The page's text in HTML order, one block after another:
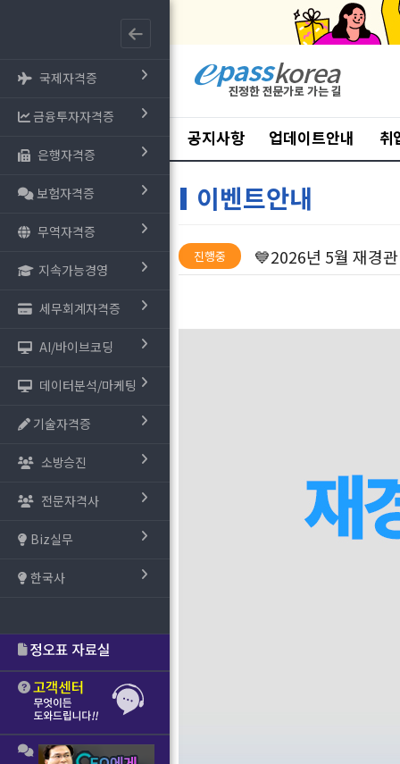
국제자격증
금융투자자격증
은행자격증
보험자격증
무역자격증
지속가능경영
세무회계자격증
AI/바이브코딩
데이터분석/마케팅
기술자격증
소방승진
전문자격사
Biz실무
한국사
공지사항 업데이트안내 취
이벤트안내
진행중 💙2026년 5월 재경